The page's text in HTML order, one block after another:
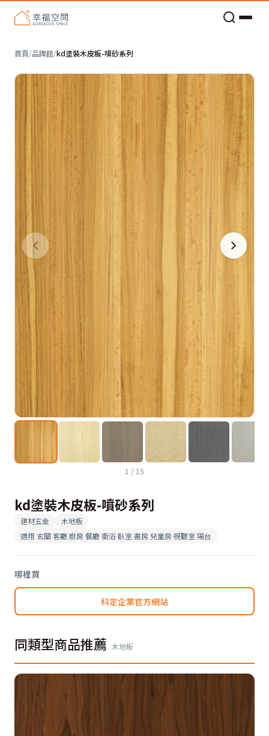
老屋預算分配與高 CP 值煥新術
首頁/品牌館/kd塗裝木皮板-噴砂系列
1 / 15
kd塗裝木皮板-噴砂系列
建材五金
木地板
適用 玄關 客廳 廚房 餐廳 衛浴 臥室 書房 兒童房 視聽室 陽台
哪裡買
科定企業官方網站
同類型商品推薦 木地板